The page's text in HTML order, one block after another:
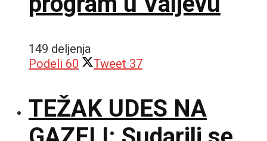
149 deljenja
Podeli 60 Tweet 37
TEŽAK UDES NA